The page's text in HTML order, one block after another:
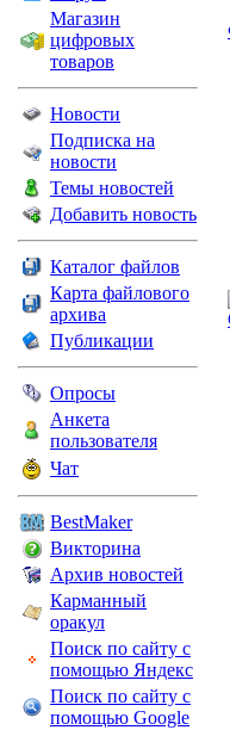
Магазин
цифровых
товаров
Новости
Подписка на
новости
Темы новостей
Добавить новость
Каталог файлов
Карта файлового
архива
Публикации
Опросы
Анкета
пользователя
Чат
BestMaker
Викторина
Архив новостей
Карманный
оракул
Поиск по сайту с
помощью Яндекс
Поиск по сайту с
помощью Google